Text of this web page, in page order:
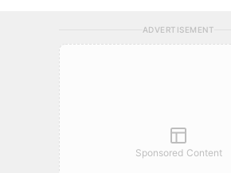
ADVERTISEMENT
Sponsored Content